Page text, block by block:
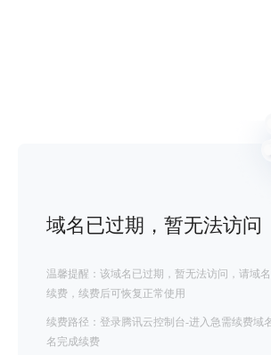
域名已过期，暂无法访问
温馨提醒：该域名已过期，暂无法访问，请域
续费，续费后可恢复正常使用
续费路径：登录腾讯云控制台-进入急需续费域
名完成续费